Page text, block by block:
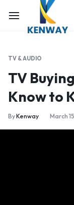
TV & AUDIO
TV
Know to
ByKenway March